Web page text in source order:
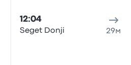
12:04
Seget Donji 29м